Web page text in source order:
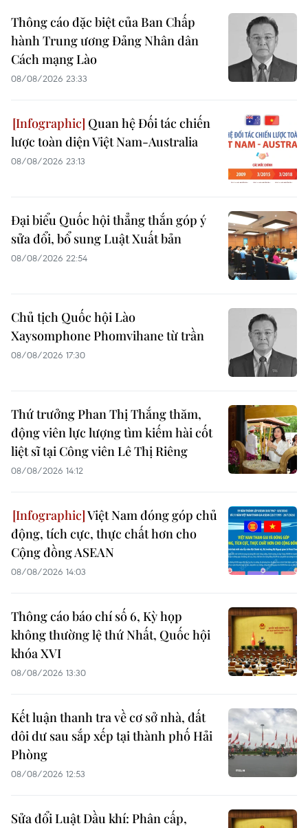
Thông cáo đặc biệt của Ban Chấp
hành Trung ương Đảng Nhân dân
Cách mạng Lào
08/08/2026 23:33
Quan hệ Đối tác chiến
lược toàn diện Việt Nam-Australia
08/08/2026 23:13
Đại biểu Quốc hội thẳng thắn góp ý
sửa đổi, bổ sung Luật Xuất bản
08/08/2026 22:54
Chủ tịch Quốc hội Lào
Xaysomphone Phomvihane từ trần
08/08/2026 17:30
Thứ trưởng Phan Thị Thắng thăm,
động viên lực lượng tìm kiếm hài cốt
liệt sĩ tại Công viên Lê Thị Riêng
08/08/2026 14:12
Việt Nam đóng góp chủ
động, tích cực, thực chất hơn cho
Cộng đồng ASEAN
08/08/2026 14:03
Thông cáo báo chí số 6, Kỳ họp
không thường lệ thứ Nhất, Quốc hội
khóa XVI
08/08/2026 13:30
Kết luận thanh tra về cơ sở nhà, đất
dôi dư sau sắp xếp tại thành phố Hải
Phòng
08/08/2026 12:53
Sửa đổi Luật Dầu khí: Phân cấp,